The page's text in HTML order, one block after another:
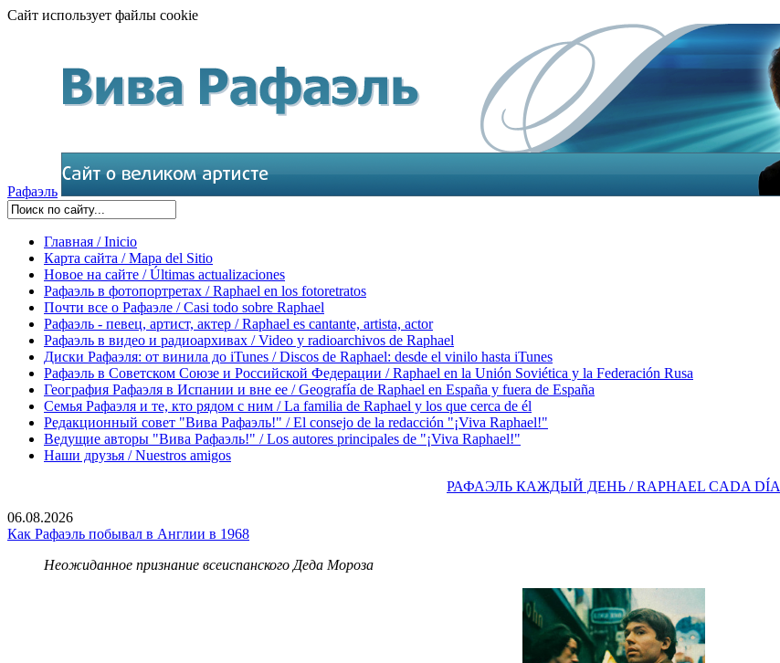
Сайт использует файлы cookie
Рафаэль
Главная / Inicio
Карта сайта / Mapa del Sitio
Новое на сайте / Últimas actualizaciones
Рафаэль в фотопортретах / Raphael en los fotoretratos
Почти все о Рафаэле / Casi todo sobre Raphael
Рафаэль - певец, артист, актер / Raphael es cantante, artista, actor
Рафаэль в видео и радиоархивах / Video y radioarchivos de Raphael
Диски Рафаэля: от винила до iTunes / Discos de Raphael: desde el vinilo hasta iTunes
Рафаэль в Советском Союзе и Российской Федерации / Raphael en la Unión Soviética y la Federación Rusa
География Рафаэля в Испании и вне ее / Geografía de Raphael en España y fuera de España
Семья Рафаэля и те, кто рядом с ним / La familia de Raphael y los que cerca de él
Редакционный совет "Вива Рафаэль!" / El consejo de la redacción "¡Viva Raphael!"
Ведущие авторы "Вива Рафаэль!" / Los autores principales de "¡Viva Raphael!"
Наши друзья / Nuestros amigos
РАФАЭЛЬ КАЖДЫЙ ДЕНЬ / RAPHAEL CADA DÍA
06.08.2026
Как Рафаэль побывал в Англии в 1968
Неожиданное признание всеиспанского Деда Мороза